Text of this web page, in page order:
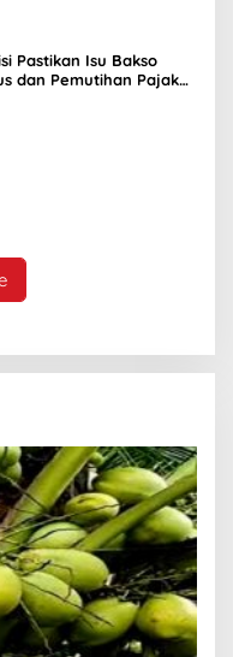
Pastikan Isu Bakso
dan Pemutihan Pajak